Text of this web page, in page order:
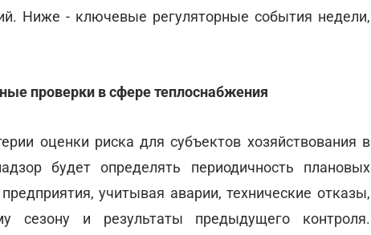
Ниже - ключевые регуляторные события недели,
проверки в сфере теплоснабжения
оценки риска для субъектов хозяйствования в
будет определять периодичность плановых
учитывая аварии, технические отказы,
сезону и результаты предыдущего контроля.